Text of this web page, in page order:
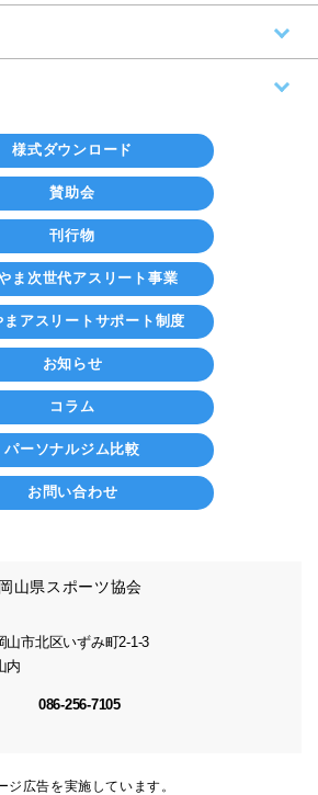
様式ダウンロード
賛助会
刊行物
ま次世代アスリート事業
まアスリートサポート制度
お知らせ
コラム
パーソナルジム比較
お問い合わせ
山市北区いずみ町2-1-3
内
086-256-7105
広告を実施しています。